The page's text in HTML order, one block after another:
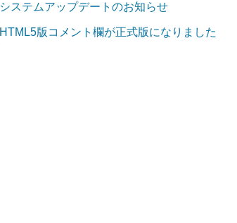
システムアップデートのお知らせ
HTML5版コメント欄が正式版になりました